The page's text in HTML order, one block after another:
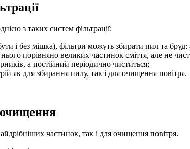
з таких систем фільтрації:
і без мішка), фільтри можуть збирати пил та бруд:
порівняно великих частинок сміття, але не
а постійний періодично чиститься;
як для збирання пилу, так і для очищення повітря.
частинок, так і для очищення повітря.